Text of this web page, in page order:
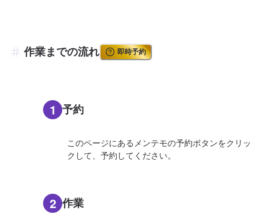
作業までの流れ 即時予約
1 予約
このページにあるメンテモの予約ボタンをクリッ
クして、予約してください。
2 作業